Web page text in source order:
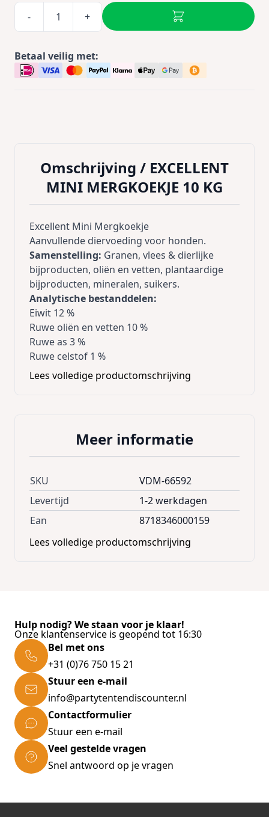
- +
Betaal veilig met:
Omschrijving / EXCELLENT
MINI MERGKOEKJE 10 KG
Excellent Mini Mergkoekje
Aanvullende diervoeding voor honden.
Samenstelling: Granen, vlees & dierlijke
bijproducten, oliën en vetten, plantaardige
bijproducten, mineralen, suikers.
Analytische bestanddelen:
Eiwit 12 %
Ruwe oliën en vetten 10 %
Ruwe as 3 %
Ruwe celstof 1 %
Toevoegingsmiddelen (per kg):
Antioxidanten
Vitamine D3 500 IU
Vitamine E 50 mg
Inhoud:
Lees volledige productomschrijving
Meer informatie
SKU
VDM-66592
Levertijd
1-2 werkdagen
Ean
8718346000159
Lees volledige productomschrijving
Hulp nodig? We staan voor je klaar!
Onze klantenservice is geopend tot 16:30
Bel met ons
+31 (0)76 750 15 21
Stuur een e-mail
info@partytentendiscounter.nl
Contactformulier
Stuur een e-mail
Veel gestelde vragen
Snel antwoord op je vragen